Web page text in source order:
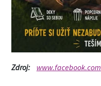
Zdroj: www.facebook.com